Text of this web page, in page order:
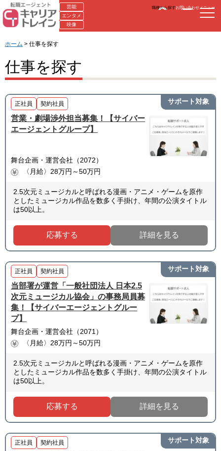
芸能
エンタメ
映像
職種から探すお問い合わせメニュー
ホーム > 仕事を探す
仕事を探す
サポート対象
正社員 契約社員
営業・劇場渉外担当募集！【サイバー
エージェントグループ】
舞台企画・運営会社（2072）
〈月給〉28万円～50万円
2.5次元ミュージカルと呼ばれる漫画・アニメ・ゲームを原作
としたミュージカル作品を数多く手掛け、年間の公演タイトル
は50以上。
応募する 詳細を見る
サポート対象
正社員 契約社員
当部署が運営「一般社団法人 日本2.5
次元ミュージカル協会」の事務局員募
集！【サイバーエージェントグルー
プ】
舞台企画・運営会社（2071）
〈月給〉28万円～50万円
2.5次元ミュージカルと呼ばれる漫画・アニメ・ゲームを原作
としたミュージカル作品を数多く手掛け、年間の公演タイトル
は50以上。
応募する 詳細を見る
サポート対象
正社員 契約社員